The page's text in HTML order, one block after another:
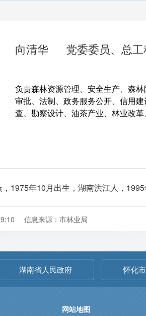
向清华 党委委员、总
负责森林资源管理、安全生产、森
审批、法制、政务服务公开、信用
查、勘察设计、油茶产业、林业改
1975年10月出生，湖南洪江人，
信息来源：市林业局
湖南省人民政府 怀化
网站地图